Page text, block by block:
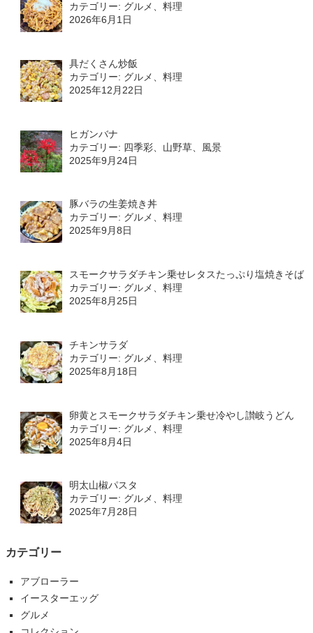
カテゴリー: グルメ、料理
2026年6月1日
具だくさん炒飯
カテゴリー: グルメ、料理
2025年12月22日
ヒガンバナ
カテゴリー: 四季彩、山野草、風景
2025年9月24日
豚バラの生姜焼き丼
カテゴリー: グルメ、料理
2025年9月8日
スモークサラダチキン乗せレタスたっぷり塩焼きそば
カテゴリー: グルメ、料理
2025年8月25日
チキンサラダ
カテゴリー: グルメ、料理
2025年8月18日
卵黄とスモークサラダチキン乗せ冷やし讃岐うどん
カテゴリー: グルメ、料理
2025年8月4日
明太山椒パスタ
カテゴリー: グルメ、料理
2025年7月28日
カテゴリー
アブローラー
イースターエッグ
グルメ